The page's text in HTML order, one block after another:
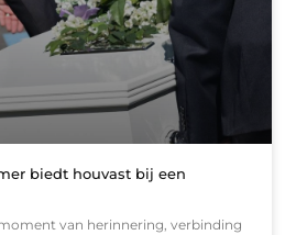
biedt houvast bij een
van herinnering, verbinding